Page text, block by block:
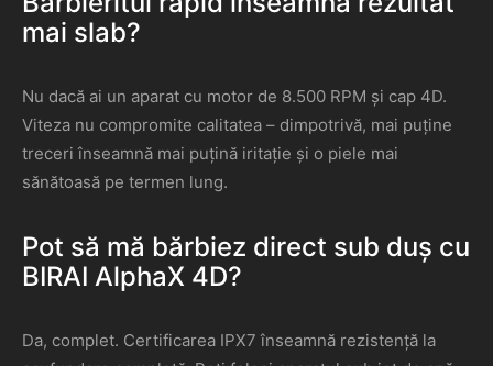
mai slab?
Nu dacă ai un aparat cu motor de 8.500 RPM și cap 4D.
Viteza nu compromite calitatea – dimpotrivă, mai puține
treceri înseamnă mai puțină iritație și o piele mai
sănătoasă pe termen lung.
Pot să mă bărbiez direct sub duș cu
BIRAI AlphaX 4D?
Da, complet. Certificarea IPX7 înseamnă rezistență la